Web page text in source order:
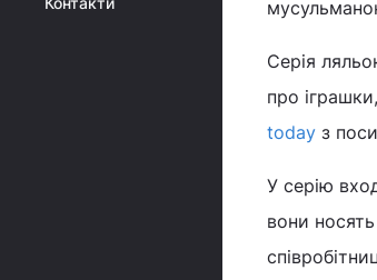
Серія
про
today з
У серію
вони